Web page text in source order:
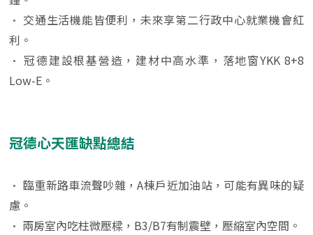
• 交通生活機能皆便利，未來享第二行政中心就業機會紅
利。
• 冠德建設根基營造，建材中高水準，落地窗YKK 8+8
Low-E。
冠德心天匯缺點總結
• 臨重新路車流聲吵雜，A棟戶近加油站，可能有異味的疑
慮。
• 兩房室內吃柱微壓樑，B3/B7有制震壁，壓縮室內空間。